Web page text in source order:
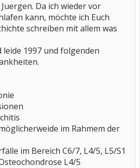
Da ich wieder vor
kann, möchte ich Euch
schreiben mit allem was
leide 1997 und folgenden
im Rahmem der
im Bereich C6/7, L4/5, L5/S1
L4/5